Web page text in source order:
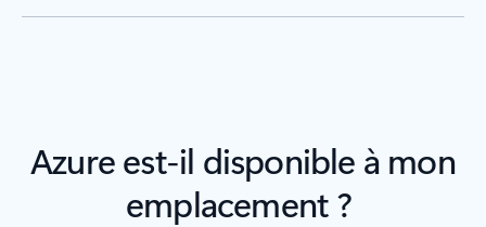
Azure est-il disponible à mon
emplacement ?